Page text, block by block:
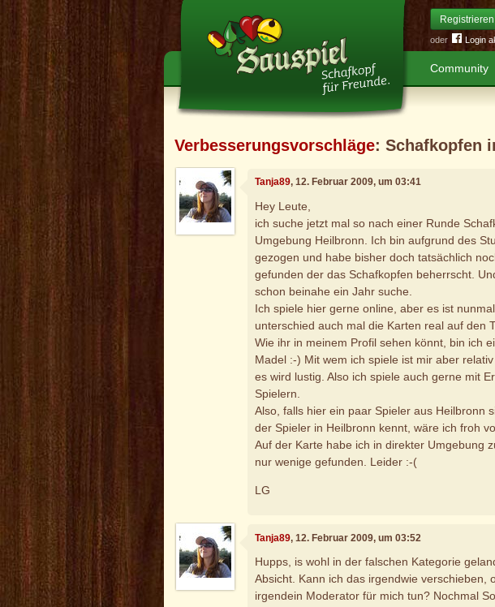
Registrieren
oder Login
Community
Verbesserungsvorschläge: Schafkopfen
Tanja89, 12. Februar 2009, um 03:41
Hey Leute,
ich suche jetzt mal so nach einer Runde
Umgebung Heilbronn. Ich bin aufgrund des
gezogen und habe bisher doch tatsächlich
gefunden der das Schafkopfen beherrscht.
schon beinahe ein Jahr suche.
Ich spiele hier gerne online, aber es ist
unterschied auch mal die Karten real auf den
Wie ihr in meinem Profil sehen könnt, bin ich
Madel :-) Mit wem ich spiele ist mir aber
es wird lustig. Also ich spiele auch gerne mit
Spielern.
Also, falls hier ein paar Spieler aus Heilbronn
der Spieler in Heilbronn kennt, wäre ich froh
Auf der Karte habe ich in direkter Umgebung
nur wenige gefunden. Leider :-(
LG
Tanja89, 12. Februar 2009, um 03:52
Hupps, is wohl in der falschen Kategorie
Absicht. Kann ich das irgendwie verschieben,
irgendein Moderator für mich tun? Nochmal